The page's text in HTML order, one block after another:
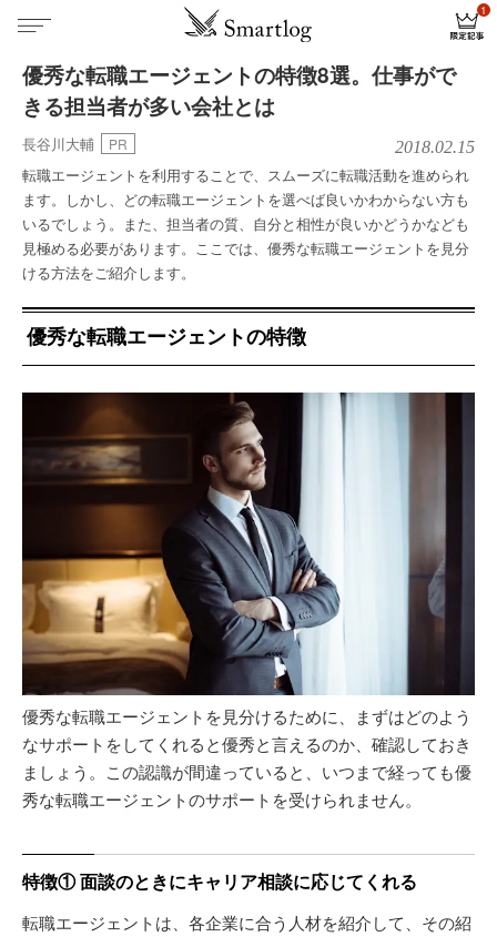
優秀な転職エージェントの特徴8選。仕事がで
きる担当者が多い会社とは
長谷川大輔 PR 2018.02.15
転職エージェントを利用することで、スムーズに転職活動を進められ
ます。しかし、どの転職エージェントを選べば良いかわからない方も
いるでしょう。また、担当者の質、自分と相性が良いかどうかなども
見極める必要があります。ここでは、優秀な転職エージェントを見分
ける方法をご紹介します。
優秀な転職エージェントの特徴
優秀な転職エージェントを見分けるために、まずはどのよう
なサポートをしてくれると優秀と言えるのか、確認しておき
ましょう。この認識が間違っていると、いつまで経っても優
秀な転職エージェントのサポートを受けられません。
特徴① 面談のときにキャリア相談に応じてくれる
転職エージェントは、各企業に合う人材を紹介して、その紹